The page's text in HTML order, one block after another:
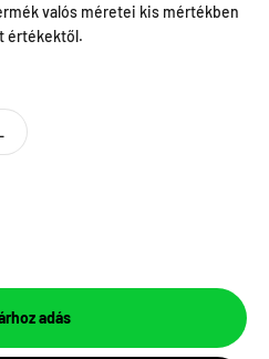
valós méretei kis mértékben
értékektől.
adás